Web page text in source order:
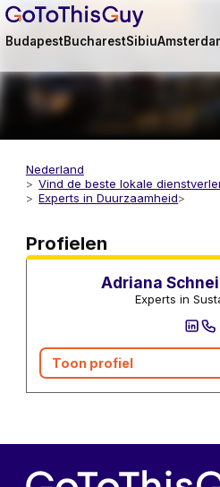
BudapestBucharestSibiu
Nederland
Vind de beste lokale
Experts in Duurzaamheid
Profielen Adviseurs en
Adriana
Experts in
Toon profiel